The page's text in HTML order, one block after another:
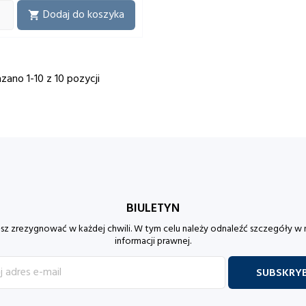
 Dodaj do koszyka
1-10 z 10 pozycji
BIULETYN
zrezygnować w każdej chwili. W tym celu należy odnaleźć szczegóły w
informacji prawnej.